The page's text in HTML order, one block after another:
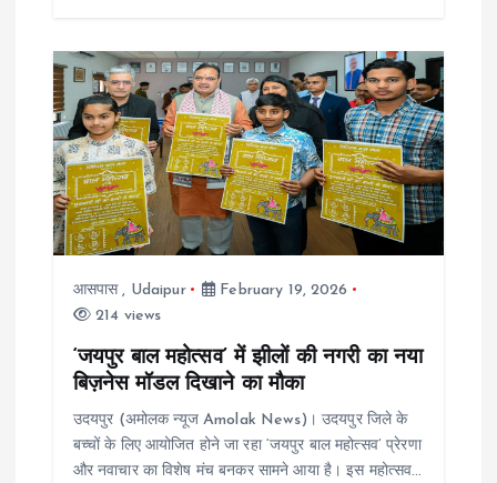
आसपास, Udaipur
February 19, 2026
214 views
‘जयपुर बाल महोत्सव’ में झीलों की नगरी का नया
बिज़नेस मॉडल दिखाने का मौका
उदयपुर (अमोलक न्यूज Amolak News)। उदयपुर जिले के
बच्चों के लिए आयोजित होने जा रहा ‘जयपुर बाल महोत्सव’ प्रेरणा
और नवाचार का विशेष मंच बनकर सामने आया है। इस महोत्सव…